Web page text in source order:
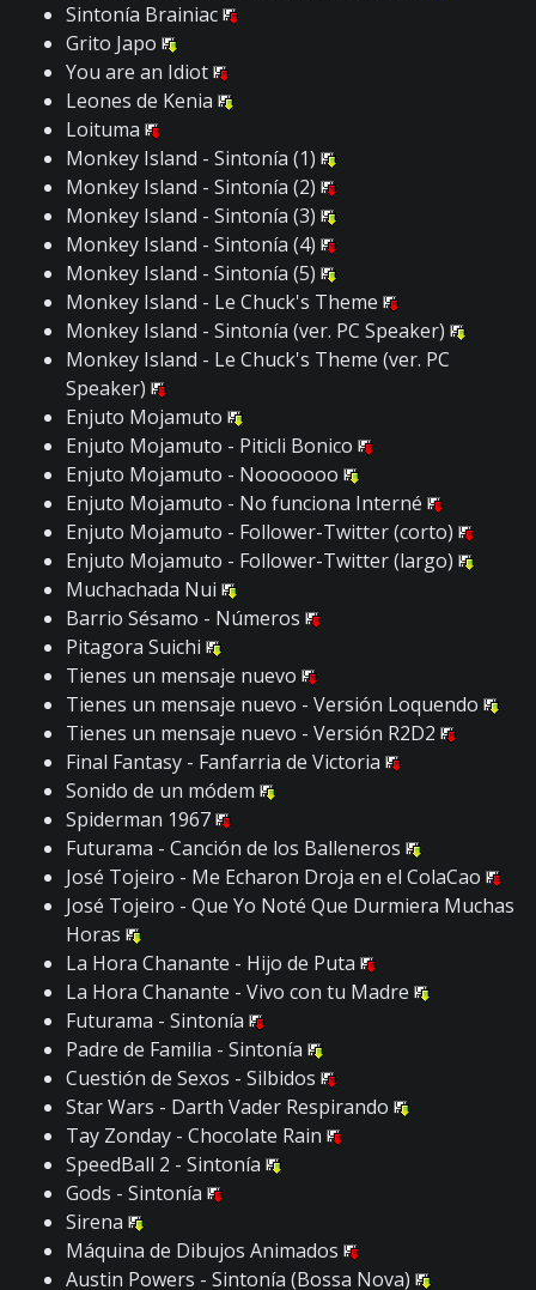
Sintonía Brainiac
Grito Japo
You are an Idiot
Leones de Kenia
Loituma
Monkey Island - Sintonía (1)
Monkey Island - Sintonía (2)
Monkey Island - Sintonía (3)
Monkey Island - Sintonía (4)
Monkey Island - Sintonía (5)
Monkey Island - Le Chuck's Theme
Monkey Island - Sintonía (ver. PC Speaker)
Monkey Island - Le Chuck's Theme (ver. PC
Speaker)
Enjuto Mojamuto
Enjuto Mojamuto - Piticli Bonico
Enjuto Mojamuto - Nooooooo
Enjuto Mojamuto - No funciona Interné
Enjuto Mojamuto - Follower-Twitter (corto)
Enjuto Mojamuto - Follower-Twitter (largo)
Muchachada Nui
Barrio Sésamo - Números
Pitagora Suichi
Tienes un mensaje nuevo
Tienes un mensaje nuevo - Versión Loquendo
Tienes un mensaje nuevo - Versión R2D2
Final Fantasy - Fanfarria de Victoria
Sonido de un módem
Spiderman 1967
Futurama - Canción de los Balleneros
José Tojeiro - Me Echaron Droja en el ColaCao
José Tojeiro - Que Yo Noté Que Durmiera Muchas
Horas
La Hora Chanante - Hijo de Puta
La Hora Chanante - Vivo con tu Madre
Futurama - Sintonía
Padre de Familia - Sintonía
Cuestión de Sexos - Silbidos
Star Wars - Darth Vader Respirando
Tay Zonday - Chocolate Rain
SpeedBall 2 - Sintonía
Gods - Sintonía
Sirena
Máquina de Dibujos Animados
Austin Powers - Sintonía (Bossa Nova)